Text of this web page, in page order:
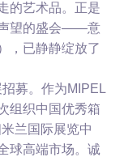
的艺术品。正是
声望的盛会——意
，已静静绽放了
募。作为MIPEL
组织中国优秀箱
兰国际展览中
球高端市场。诚